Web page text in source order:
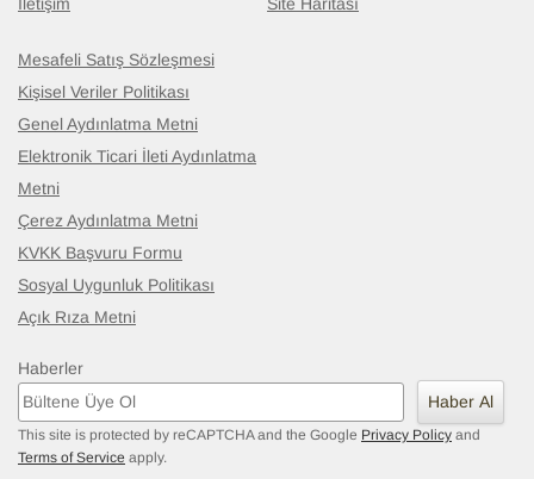
Mesafeli Satış Sözleşmesi
Kişisel Veriler Politikası
Genel Aydınlatma Metni
Elektronik Ticari İleti Aydınlatma
Metni
Çerez Aydınlatma Metni
KVKK Başvuru Formu
Sosyal Uygunluk Politikası
Açık Rıza Metni
Haberler
Haber Al
This site is protected by reCAPTCHA and the Google Privacy Policy and
Terms of Service apply.